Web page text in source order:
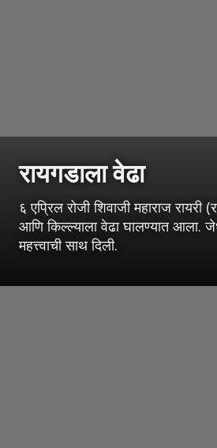
रायगडाला वेढा
६ एप्रिल रोजी शिवाजी महाराज रायरी
आणि किल्ल्याला वेढा घालण्यात आला.
महत्त्वाची साथ दिली.